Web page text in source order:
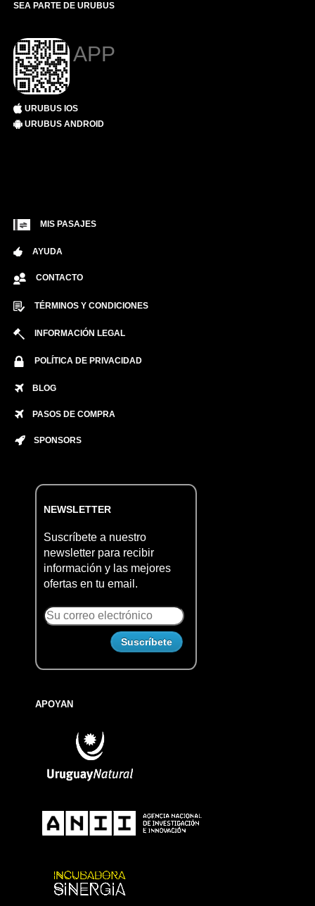
SEA PARTE DE URUBUS
APP
URUBUS IOS
URUBUS ANDROID
MIS PASAJES
AYUDA
CONTACTO
TÉRMINOS Y CONDICIONES
INFORMACIÓN LEGAL
POLÍTICA DE PRIVACIDAD
BLOG
PASOS DE COMPRA
SPONSORS
NEWSLETTER
Suscríbete a nuestro
newsletter para recibir
información y las mejores
ofertas en tu email.
APOYAN